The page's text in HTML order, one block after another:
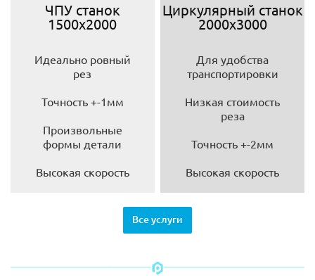
ЧПУ станок
1500х2000
Идеально ровный
рез
Точность +-1мм
Произвольные
формы детали
Высокая скорость
Циркулярный станок
2000х3000
Для удобства
транспортировки
Низкая стоимость
реза
Точность +-2мм
Высокая скорость
Все услуги